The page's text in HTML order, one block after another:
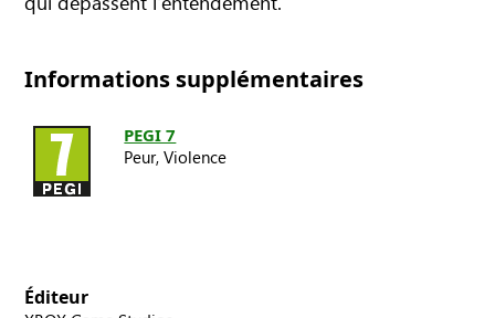
Informations supplémentaires
PEGI 7
Peur, Violence
Éditeur